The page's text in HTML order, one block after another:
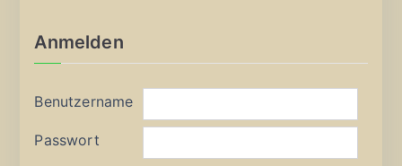
Anmelden
Benutzername
Passwort